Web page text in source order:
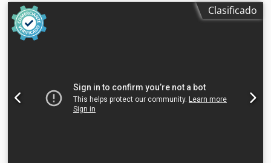
Clasificado